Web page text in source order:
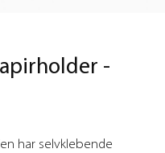
-
har selvklebende